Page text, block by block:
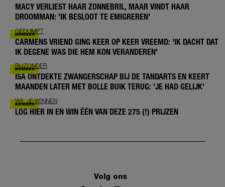
MACY VERLIEST HAAR ZONNEBRIL, MAAR VINDT HAAR
DROOMMAN: 'IK BESLOOT TE EMIGREREN'
GEDUMPT
CARMENS VRIEND GING KEER OP KEER VREEMD: 'IK DACHT DAT
IK DEGENE WAS DIE HEM KON VERANDEREN'
BIJZONDER
ISA ONTDEKTE ZWANGERSCHAP BIJ DE TANDARTS EN KEERT
MAANDEN LATER MET BOLLE BUIK TERUG: 'JE HAD GELIJK'
WIL JE WINNEN
LOG HIER IN EN WIN ÉÉN VAN DEZE 275 (!) PRIJZEN
Volg ons